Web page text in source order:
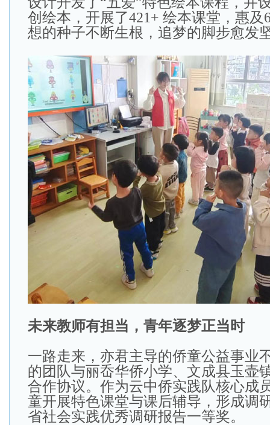
创绘本，开展了421+ 绘本课堂，惠及
想的种子不断生根，追梦的脚步愈发
未来教师有担当，青年逐梦正当时
一路走来，亦君主导的侨童公益事业
的团队与丽岙华侨小学、文成县玉壶
合作协议。作为云中侨实践队核心成
童开展特色课堂与课后辅导，形成调
省社会实践优秀调研报告一等奖。